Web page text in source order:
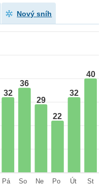
Nový sníh
32
36
29
22
32
40
Pá
So
Ne
Po
Út
St